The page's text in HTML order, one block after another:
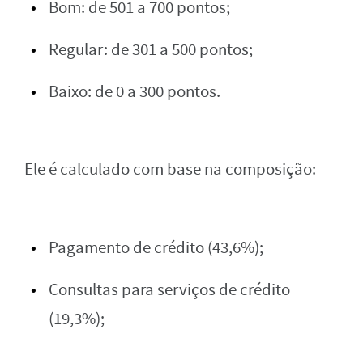
Bom: de 501 a 700 pontos;
Regular: de 301 a 500 pontos;
Baixo: de 0 a 300 pontos.
Ele é calculado com base na composição:
Pagamento de crédito (43,6%);
Consultas para serviços de crédito
(19,3%);